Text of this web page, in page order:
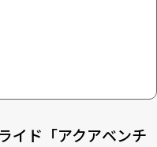
イド「アクアベンチ